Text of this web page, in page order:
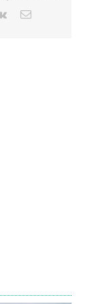
Vk Email: